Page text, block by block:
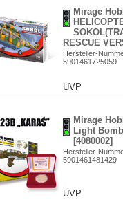
Mirage
RESCUE
Hersteller-
5901461725059
UVP
Mirage
Light
[4080002]
Hersteller-
5901461481429
UVP